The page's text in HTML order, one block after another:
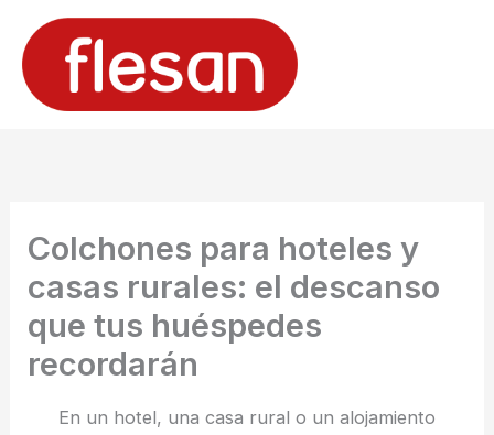
contenido
Colchones para hoteles y
casas rurales: el descanso
que tus huéspedes
recordarán
En un hotel, una casa rural o un alojamiento